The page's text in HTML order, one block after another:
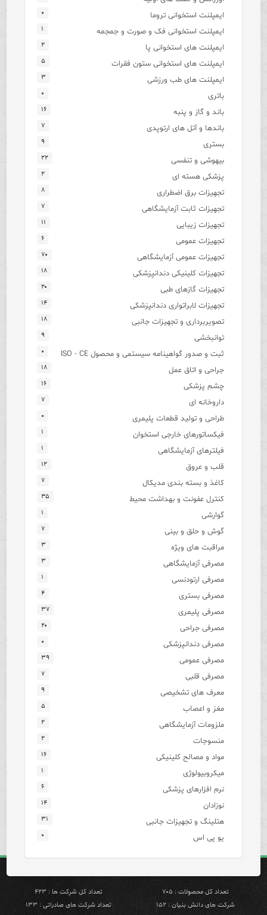
ایمپلنت استخوانی تروما ۰
ایمپلنت استخوانی فک و صورت و جمجمه ۱
ایمپلنت های استخوانی پا ۲
ایمپلنت های استخوانی ستون فقرات ۵
ایمپلنت های طب ورزشی ۳
باتری ۰
باند و گاز و پنبه ۱۶
باندها و آتل های ارتوپدی ۷
بستری ۹
بیهوشی و تنفسی ۲۲
پزشکی هسته ای ۲
تجهیزات برق اضطراری ۸
تجهیزات ثابت آزمایشگاهی ۷
تجهیزات زیبایی ۱۱
تجهیزات عمومی ۶
تجهیزات عمومی آزمایشگاهی ۷۰
تجهیزات کلینیکی دندانپزشکی ۱۸
تجهیزات گازهای طبی ۲۰
تجهیزات لابراتواری دندانپزشکی ۱۴
تصویربرداری و تجهیزات جانبی ۱۸
توانبخشی ۹
ثبت و صدور گواهینامه سیستمی و محصول ISO - CE ۰
جراحی و اتاق عمل ۱۸
چشم پزشکی ۱۶
داروخانه ای ۷
طراحی و تولید قطعات پلیمری ۰
فیکساتورهای خارجی استخوان ۱
فیلترهای آزمایشگاهی ۱
قلب و عروق ۱۲
کاغذ و بسته بندی مدیکال ۷
کنترل عفونت و بهداشت محیط ۳۵
گوارشی ۱
گوش و حلق و بینی ۷
مراقبت های ویژه ۳
مصرفی آزمایشگاهی ۳
مصرفی ارتودنسی ۱
مصرفی بستری ۴
مصرفی پلیمری ۳۷
مصرفی جراحی ۲۰
مصرفی دندانپزشکی ۰
مصرفی عمومی ۳۹
مصرفی قلبی ۷
معرف های تشخیصی ۹
مغز و اعصاب ۵
ملزومات آزمایشگاهی ۲
منسوجات ۲
مواد و مصالح کلینیکی ۱۶
میکروبیولوژی ۱
نرم افزارهای پزشکی ۶
نوزادان ۱۴
هتلینگ و تجهیزات جانبی ۳۱
یو پی اس ۰
تعداد کل محصولات : ۷۰۵
تعداد کل شرکت ها : ۴۲۳
شرکت های دانش بنیان : ۱۵۲
تعداد شرکت های صادراتی : ۱۳۳